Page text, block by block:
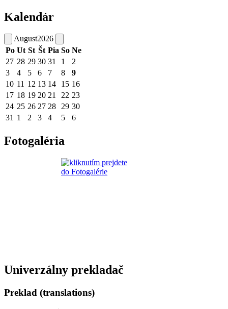
Kalendár
August2026
Po Ut St Št Pia So Ne
27 28 29 30 31 1
2
3
4 5 6 7 8
9
10 11 12 13 14 15 16
17 18 19 20 21 22 23
24 25 26 27 28 29 30
31 1 2 3 4 5 6
Fotogaléria
Univerzálny prekladač
Preklad (translations)